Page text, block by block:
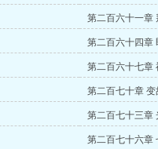
第二百六十一章
第二百六十四章
第二百六十七章
第二百七十章 变
第二百七十三章
第二百七十六章